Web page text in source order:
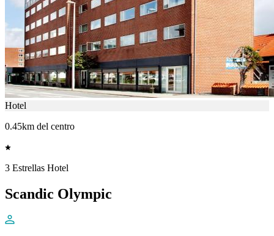
Hotel
0.45km del centro
3 Estrellas Hotel
Scandic Olympic